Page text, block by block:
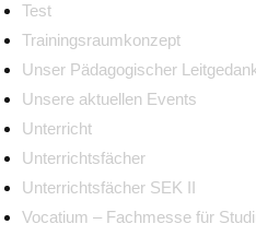
Test
Trainingsraumkonzept
Unser Pädagogischer
Unsere aktuellen Events
Unterricht
Unterrichtsfächer
Unterrichtsfächer SEK II
Vocatium – Fachmesse für